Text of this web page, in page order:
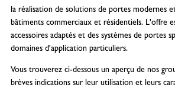
la réalisation de solutions de portes modernes
bâtiments commerciaux et résidentiels. L'offre
accessoires adaptés et des systèmes de portes
domaines d'application particuliers.
Vous trouverez ci-dessous un aperçu de nos
brèves indications sur leur utilisation et leurs